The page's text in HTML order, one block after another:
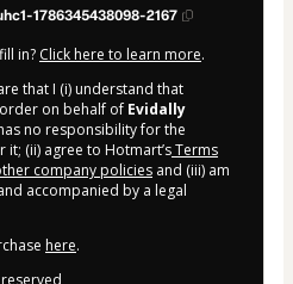
1786345438098-2167
in? Click here to learn more.
that I (i) understand that
on behalf of Evidally
no responsibility for the
(ii) agree to Hotmart’sTerms
company policies and (iii) am
accompanied by a legal
here.